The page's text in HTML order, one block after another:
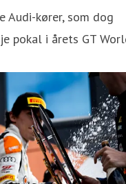
Audi-kører, som dog
pokal i årets GT